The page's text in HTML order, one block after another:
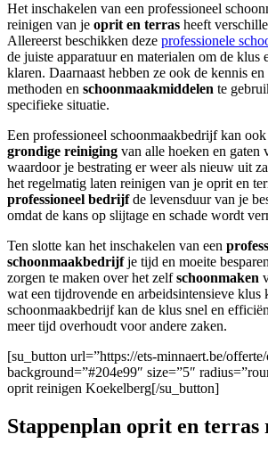
Het inschakelen van een professioneel
reinigen van je oprit en terras heeft
Allereerst beschikken deze professionele
de juiste apparatuur en materialen om de klus
klaren. Daarnaast hebben ze ook de kennis
methoden en schoonmaakmiddelen te
specifieke situatie.
Een professioneel schoonmaakbedrijf kan
grondige reiniging van alle hoeken en gaten
waardoor je bestrating er weer als nieuw uit
het regelmatig laten reinigen van je oprit en
professioneel bedrijfde levensduur van je
omdat de kans op slijtage en schade wordt
Ten slotte kan het inschakelen van een
schoonmaakbedrijfje tijd en moeite
zorgen te maken over het zelfschoonmaken
wat een tijdrovende en arbeidsintensieve klus
schoonmaakbedrijf kan de klus snel en
meer tijd overhoudt voor andere zaken.
[su_button url=”https://ets-minnaert.be/
background=”#204e99″ size=”5″
oprit reinigen Koekelberg[/su_button]
Stappenplan oprit en terras